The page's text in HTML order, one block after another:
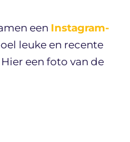
een Instagram-
leuke en recente
een foto van de